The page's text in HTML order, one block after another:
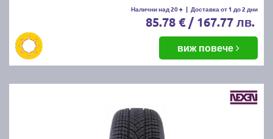
Налични над 20 + | Доставка от 1 до 2 дни
85.78 € / 167.77 лв.
виж повече